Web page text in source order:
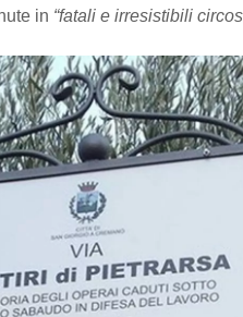
in “fatali e irresistibili